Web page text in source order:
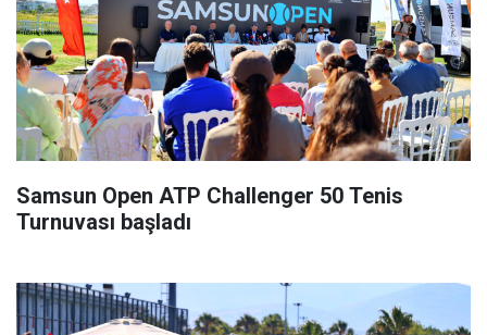
Samsun Open ATP Challenger 50 Tenis
Turnuvası başladı